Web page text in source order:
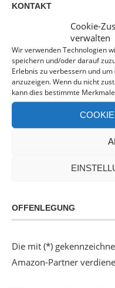
Cookie-
verwalten
Wir verwenden Technologien
speichern und/oder darauf
Erlebnis zu verbessern und
anzuzeigen. Wenn du nicht
kann dies bestimmte
KONTAKT
Kooperationen
Cookie-Richtlinie (EU)
OFFENLEGUNG
Die mit (*)
Amazon-Partner